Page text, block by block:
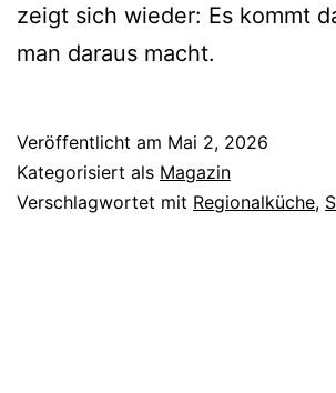
zeigt sich wieder: Es kommt
man daraus macht.
Veröffentlicht am Mai 2, 2026
Kategorisiert als Magazin
Verschlagwortet mit Regionalküche,